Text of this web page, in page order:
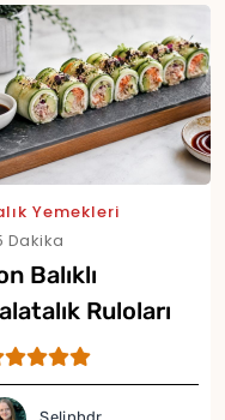
Yemekleri
Dakika
Balıklı
Ruloları